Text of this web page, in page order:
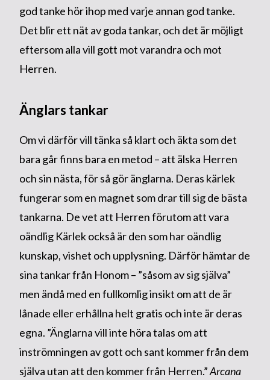
god tanke hör ihop med varje annan god tanke.
Det blir ett nät av goda tankar, och det är möjligt
eftersom alla vill gott mot varandra och mot
Herren.
Änglars tankar
Om vi därför vill tänka så klart och äkta som det
bara går finns bara en metod – att älska Herren
och sin nästa, för så gör änglarna. Deras kärlek
fungerar som en magnet som drar till sig de bästa
tankarna. De vet att Herren förutom att vara
oändlig Kärlek också är den som har oändlig
kunskap, vishet och upplysning. Därför hämtar de
sina tankar från Honom – ”såsom av sig själva”
men ändå med en fullkomlig insikt om att de är
lånade eller erhållna helt gratis och inte är deras
egna. ”Änglarna vill inte höra talas om att
inströmningen av gott och sant kommer från dem
själva utan att den kommer från Herren.”Arcana